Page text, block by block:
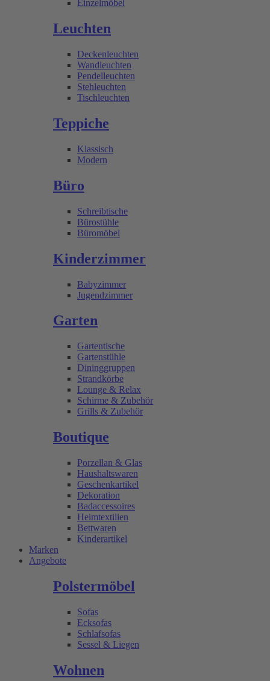
Einzelmöbel
Leuchten
Deckenleuchten
Wandleuchten
Pendelleuchten
Stehleuchten
Tischleuchten
Teppiche
Klassisch
Modern
Büro
Schreibtische
Bürostühle
Büromöbel
Kinderzimmer
Babyzimmer
Jugendzimmer
Garten
Gartentische
Gartenstühle
Dininggruppen
Strandkörbe
Lounge & Relax
Schirme & Zubehör
Grills & Zubehör
Boutique
Porzellan & Glas
Haushaltswaren
Geschenkartikel
Dekoration
Badaccessoires
Heimtextilien
Bettwaren
Kinderartikel
Marken
Angebote
Polstermöbel
Sofas
Ecksofas
Schlafsofas
Sessel & Liegen
Wohnen